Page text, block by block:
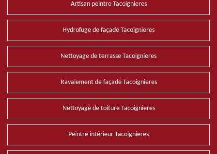
Artisan peintre Tacoignieres
Hydrofuge de façade Tacoignieres
Nettoyage de terrasse Tacoignieres
Ravalement de façade Tacoignieres
Nettoyage de toiture Tacoignieres
Peintre intérieur Tacoignieres